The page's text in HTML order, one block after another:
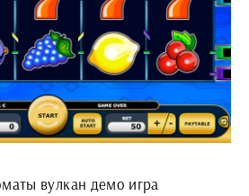
вулкан демо игра